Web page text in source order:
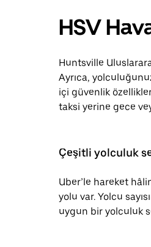
HSV
Huntsville
Ayrıca,
içi güvenlik
taksi yerine gece
Çeşitli yolculuk
Uber’le hareket
yolu var. Yolcu
uygun bir yolculuk